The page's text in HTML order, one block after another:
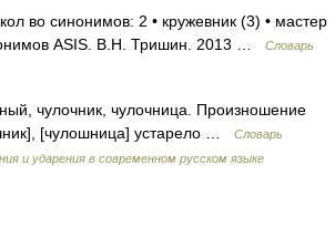
во синонимов: 2 • кружевник (3) • мастер
ASIS. В.Н. Тришин. 2013 …
Словарь
чулочник, чулочница. Произношение
[чулошница] устарело …
Словарь
и ударения в современном русском языке